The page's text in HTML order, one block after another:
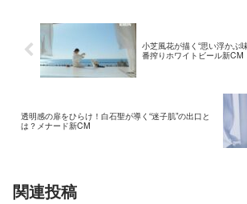
小芝風花が描く“思い浮かぶ
番搾りホワイトビール新CM
透明感の扉をひらけ！白石聖が導く“迷子肌”の出口と
は？メナード新CM
関連投稿